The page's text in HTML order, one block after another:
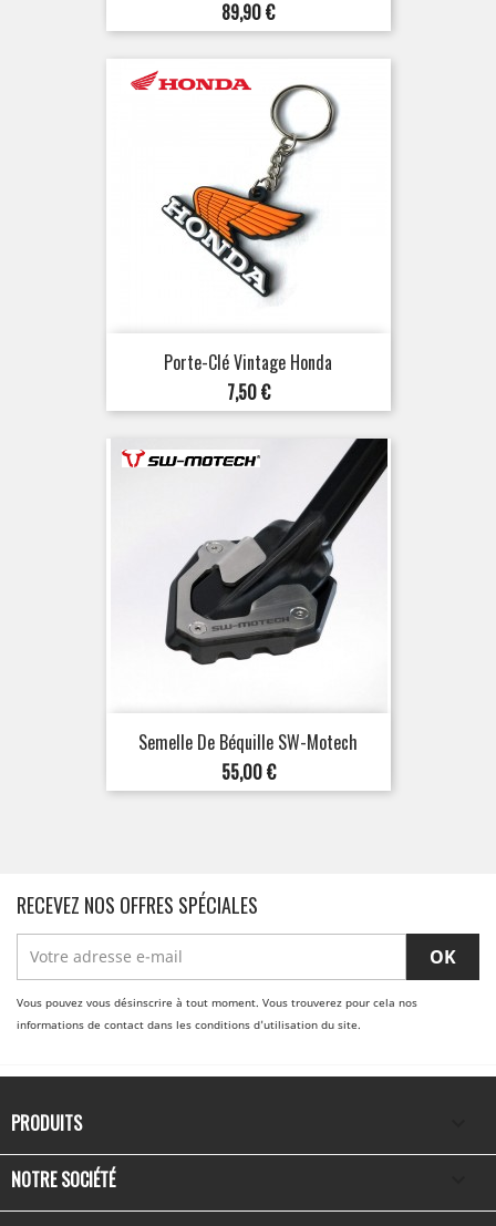
Prix
89,90 €
Porte-Clé Vintage Honda
Prix
7,50 €
Semelle De Béquille SW-Motech
Prix
55,00 €
RECEVEZ NOS OFFRES SPÉCIALES
Vous pouvez vous désinscrire à tout moment. Vous trouverez pour cela nos
informations de contact dans les conditions d'utilisation du site.
PRODUITS
NOTRE SOCIÉTÉ